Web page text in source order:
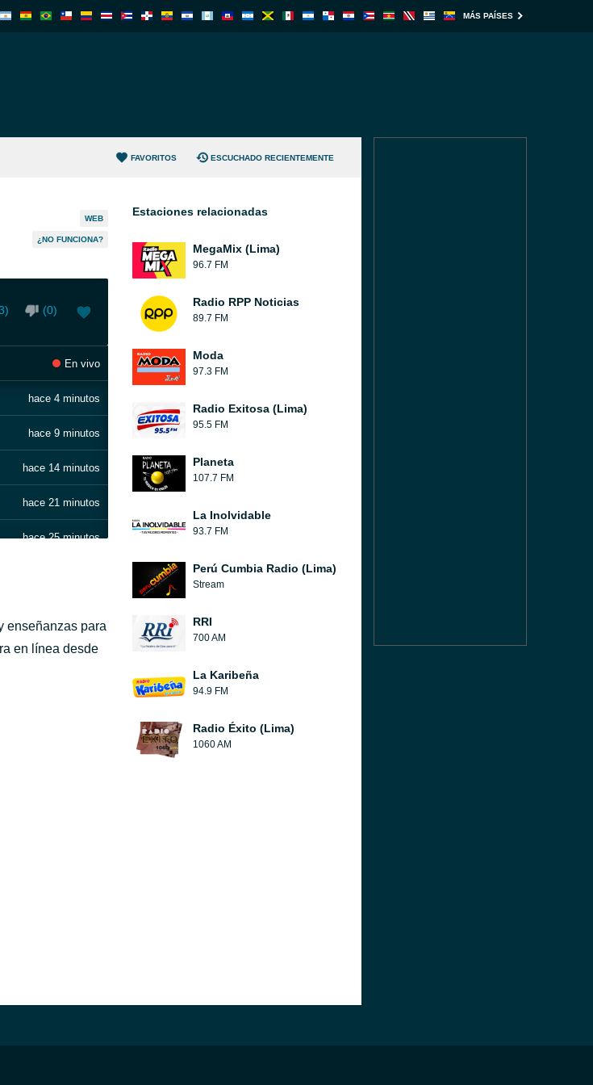
MÁS PAÍSES
FAVORITOS ESCUCHADO RECIENTEMENTE
WEB
¿NO FUNCIONA?
) (0)
En vivo
hace 4 minutos
hace 9 minutos
hace 14 minutos
hace 21 minutos
hace 25 minutos
hace 47 minutos
enseñanzas para
en línea desde
Estaciones relacionadas
MegaMix (Lima)
96.7 FM
Radio RPP Noticias
89.7 FM
Moda
97.3 FM
Radio Exitosa (Lima)
95.5 FM
Planeta
107.7 FM
La Inolvidable
93.7 FM
Perú Cumbia Radio (Lima)
Stream
RRI
700 AM
La Karibeña
94.9 FM
Radio Éxito (Lima)
1060 AM